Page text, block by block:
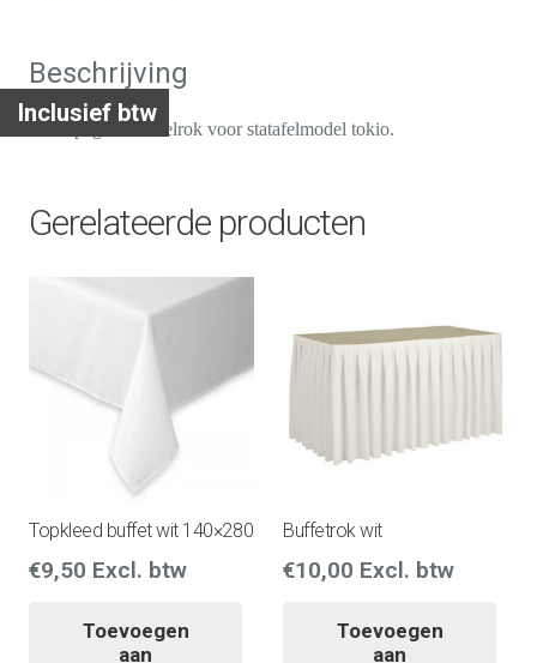
Inclusief btw
Beschrijving
Champagne statafelrok voor statafelmodel tokio.
Gerelateerde producten
Topkleed buffet wit 140×280
€9,50 Excl. btw
Toevoegen
aan
Buffetrok wit
€10,00 Excl. btw
Toevoegen
aan